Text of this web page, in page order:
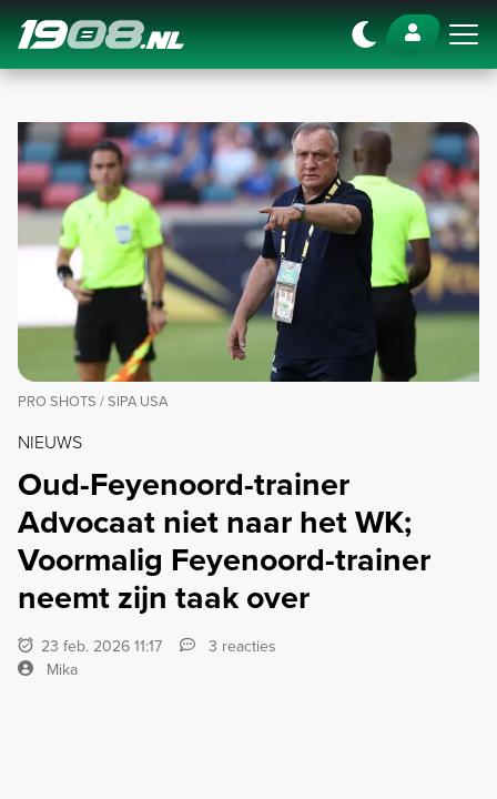
Navigation
PRO SHOTS / SIPA USA
NIEUWS
Oud-Feyenoord-trainer
Advocaat niet naar het WK;
Voormalig Feyenoord-trainer
neemt zijn taak over
23 feb. 2026 11:17
3 reacties
Mika